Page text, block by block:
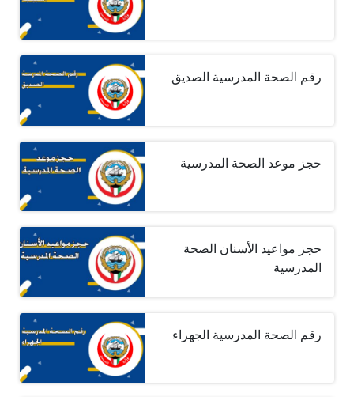
رقم الصحة المدرسية الصديق
حجز موعد الصحة المدرسية
حجز مواعيد الأسنان الصحة
المدرسية
رقم الصحة المدرسية الجهراء